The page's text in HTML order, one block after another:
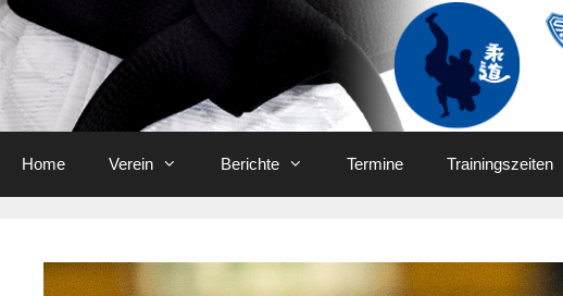
Skip
to
content
Home Verein Berichte Termine Trainingszeiten